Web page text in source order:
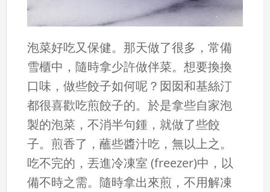
泡菜好吃又保健。那天做了很多，常備
雪櫃中，隨時拿少許做伴菜。想要換換
口味，做些餃子如何呢？囡囡和基絲汀
都很喜歡吃煎餃子的。於是拿些自家泡
製的泡菜，不消半句鍾，就做了些餃
子。煎香了，蘸些醬汁吃，無以上之。
吃不完的，丟進冷凍室 (freezer)中，以
備不時之需。隨時拿出來煎，不用解凍